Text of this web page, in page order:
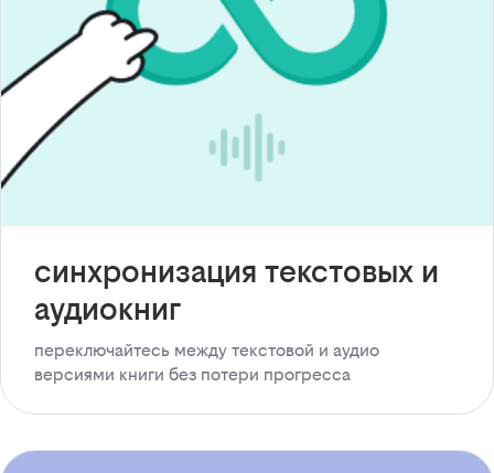
синхронизация текстовых и
аудиокниг
переключайтесь между текстовой и аудио
версиями книги без потери прогресса